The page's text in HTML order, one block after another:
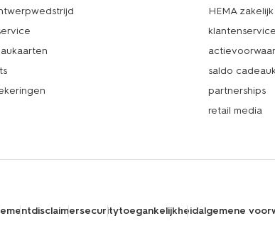
HEMA zakelijk
klantenservice
saldo
partnerships
retail media
disclaimersecuritytoegankelijkheidalgemene